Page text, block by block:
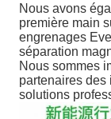
Nous avons
première main
engrenages
séparation
Nous sommes
partenaires des
solutions